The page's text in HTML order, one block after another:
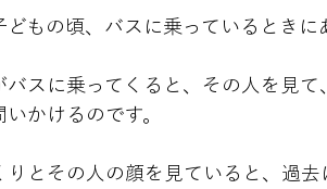
どもの頃、バスに乗っているときに
バスに乗ってくると、その人を見
いかけるのです。
りとその人の顔を見ていると、過